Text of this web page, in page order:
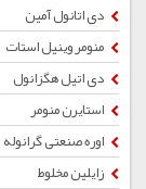
دی اتانول آمین
منومر وینیل استات
دی اتیل هگزانول
استایرن منومر
اوره صنعتی گرانوله
زایلین مخلوط